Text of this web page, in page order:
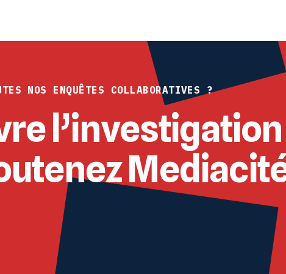
NOS ENQUÊTES COLLABORATIVES ?
l’investigation